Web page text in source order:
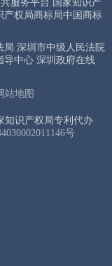
服务平台 国家知识产
产权局商标局中国商标
局 深圳市中级人民法院
导中心 深圳政府在线
站地图
知识产权局专利代办
号